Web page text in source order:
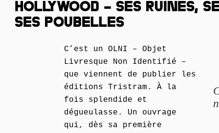
HOLLYWOOD – SES RUINES,
SES POUBELLES
C’est un OLNI – Objet
Livresque Non Identifié –
que viennent de publier les
éditions Tristram. À la
fois splendide et
dégueulasse. Un ouvrage
qui, dès sa première